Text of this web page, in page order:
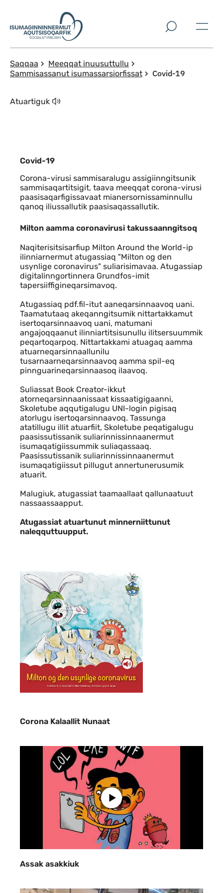
Imarisaanut ingerlaqqigit
Saqqaa
Meeqqat inuusuttullu
Sammisassanut isumassarsiorfissat
Covid-19
Atuartiguk
Covid-19
Corona-virusi sammisaralugu assigiinngitsunik
sammisaqartitsigit, taava meeqqat corona-virusi
paasisaqarfigissavaat mianersornissaminnullu
qanoq iliussallutik paasisaqassallutik.
Milton aamma coronavirusi
Milton aamma coronavirusi takussaanngitsoq
Naqiterisitsisarfiup Milton Around the World-ip
ilinniarnermut atugassiaq "Milton og den
usynlige coronavirus" suliarisimavaa. Atugassiap
digitalinngortinnera Grundfos-imit
tapersiiffigineqarsimavoq.
Atugassiaq pdf.fil-itut aaneqarsinnaavoq uani.
Taamatutaaq akeqanngitsumik nittartakkamut
isertoqarsinnaavoq uani, matumani
angajoqqaanut ilinniartitsisunullu ilitsersuummik
peqartoqarpoq. Nittartakkami atuagaq aamma
atuarneqarsinnaallunilu
tusarnaarneqarsinnaavoq aamma spil-eq
pinnguarineqarsinnaasoq ilaavoq.
Suliassat Book Creator-ikkut
atorneqarsinnaanissaat kissaatigigaanni,
Skoletube aqqutigalugu UNI-login pigisaq
atorlugu isertoqarsinnaavoq. Tassunga
atatillugu illit atuarfiit, Skoletube peqatigalugu
paasissutissanik suliarinnissinnaanermut
isumaqatigiissummik suliaqassaaq.
Paasissutissanik suliarinnissinnaanermut
isumaqatigiissut pillugut annertunerusumik
atuarit.
Malugiuk, atugassiat taamaallaat qallunaatuut
nassaassaapput.
Atugassiat atuartunut minnerniittunut
naleqquttuupput.
videoer corona
Corona Kalaallit Nunaat
Assak asakkiuk